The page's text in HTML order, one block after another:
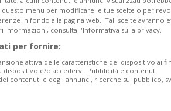
menu per modificare le tue scelte o per
in fondo alla pagina web.. Tali scelte avranno
informazioni, consulta l'Informativa sulla privacy.
per fornire:
attiva delle caratteristiche del dispositivo ai
e/o accedervi. Pubblicità e contenuti
contenuti e degli annunci, ricerche sul pubblico,